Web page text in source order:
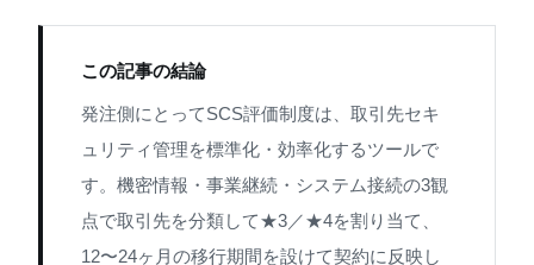
この記事の結論
発注側にとってSCS評価制度は、取引先セキ
ュリティ管理を標準化・効率化するツールで
す。機密情報・事業継続・システム接続の3観
点で取引先を分類して★3／★4を割り当て、
12〜24ヶ月の移行期間を設けて契約に反映し